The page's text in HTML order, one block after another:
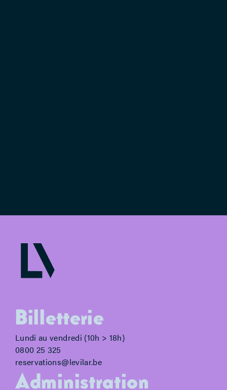
Billetterie
Lundi au vendredi (10h > 18h)
0800 25 325
reservations@levilar.be
Administration